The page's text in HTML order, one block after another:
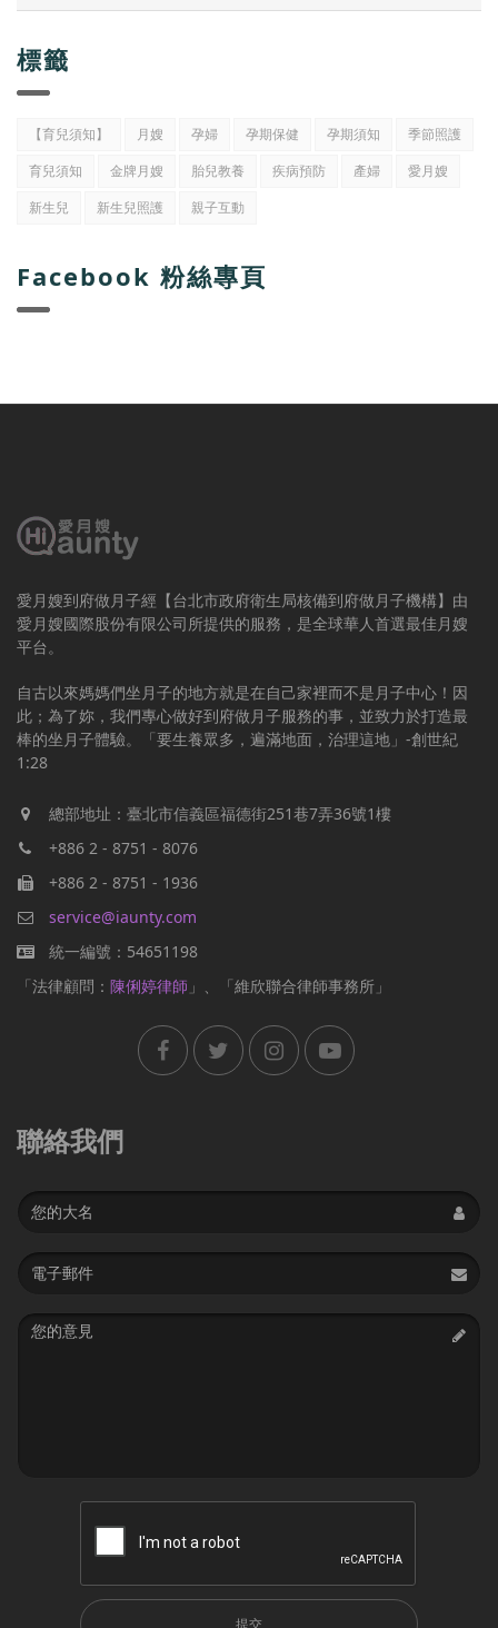
標籤
【育兒須知】 月嫂 孕婦 孕期保健 孕期須知
季節照護
育兒須知
金牌月嫂 胎兒教養 疾病預防 產婦
愛月嫂
新生兒
新生兒照護 親子互動
Facebook 粉絲專頁
愛月嫂到府做月子經【台北市政府衛生局核備到府做月子機構】由
愛月嫂國際股份有限公司所提供的服務，是全球華人首選最佳月嫂
平台。
自古以來媽媽們坐月子的地方就是在自己家裡而不是月子中心！因
此；為了妳，我們專心做好到府做月子服務的事，並致力於打造最
棒的坐月子體驗。「要生養眾多，遍滿地面，治理這地」-創世紀
1:28
總部地址：臺北市信義區福德街251巷7弄36號1樓
+886 2 - 8751 - 8076
+886 2 - 8751 - 1936
service@iaunty.com
統一編號：54651198
「法律顧問： 陳俐婷律師 」、「維欣聯合律師事務所」
聯絡我們
Name
Email
address
Message